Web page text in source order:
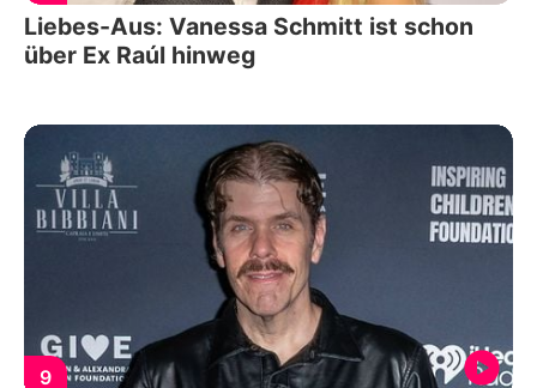
Liebes-Aus: Vanessa Schmitt ist schon
über Ex Raúl hinweg
9